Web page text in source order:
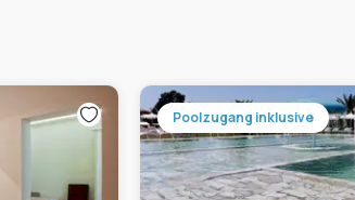
Poolzugang inklusive